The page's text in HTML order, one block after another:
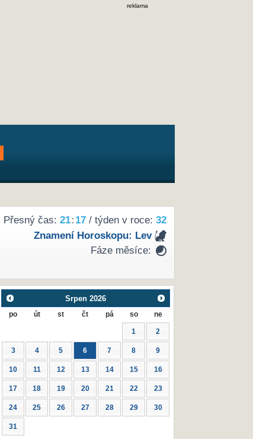
reklama
Přesný čas: 21 17/ týden v roce: 32
Znamení Horoskopu: Lev
Fáze měsíce:
Srpen 2026
po út st čt pá so ne
1 2
3 4 5 6 7 8 9
10 11 12 13 14 15 16
17 18 19 20 21 22 23
24 25 26 27 28 29 30
31